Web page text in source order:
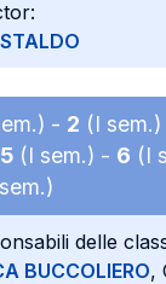
- 2 (I
5 (I sem.) - 6 (I
delle
BUCCOLIERO,